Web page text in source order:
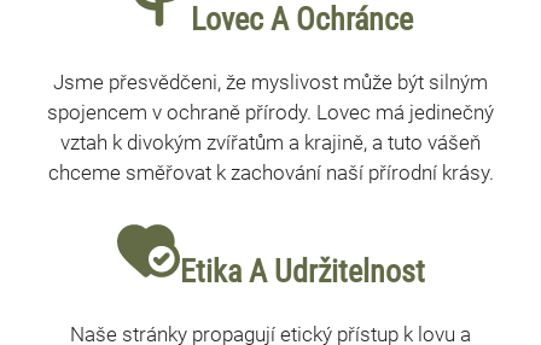
Lovec A Ochránce
Jsme přesvědčeni, že myslivost může být silným
spojencem v ochraně přírody. Lovec má jedinečný
vztah k divokým zvířatům a krajině, a tuto vášeň
chceme směřovat k zachování naší přírodní krásy.
Etika A Udržitelnost
Naše stránky propagují etický přístup k lovu a